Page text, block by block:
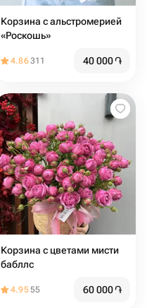
Корзина с альстромерией
«Роскошь»
4.86311 40 000֏
Корзина с цветами мисти
бабллс ️
4.9555 60 000֏